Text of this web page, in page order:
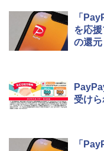
「
を応
の還元
受け
「